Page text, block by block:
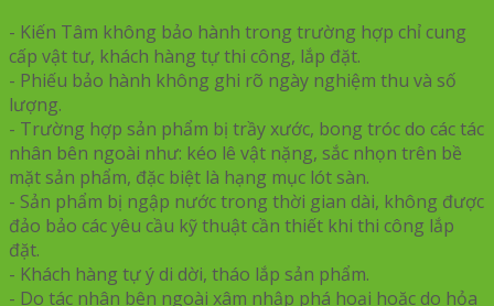
- Kiến Tâm không bảo hành trong trường hợp chỉ cung
cấp vật tư, khách hàng tự thi công, lắp đặt.
- Phiếu bảo hành không ghi rõ ngày nghiệm thu và số
lượng.
- Trường hợp sản phẩm bị trầy xước, bong tróc do các tác
nhân bên ngoài như: kéo lê vật nặng, sắc nhọn trên bề
mặt sản phẩm, đặc biệt là hạng mục lót sàn.
- Sản phẩm bị ngập nước trong thời gian dài, không được
đảo bảo các yêu cầu kỹ thuật cần thiết khi thi công lắp
đặt.
- Khách hàng tự ý di dời, tháo lắp sản phẩm.
- Do tác nhân bên ngoài xâm nhập phá hoại hoặc do hỏa